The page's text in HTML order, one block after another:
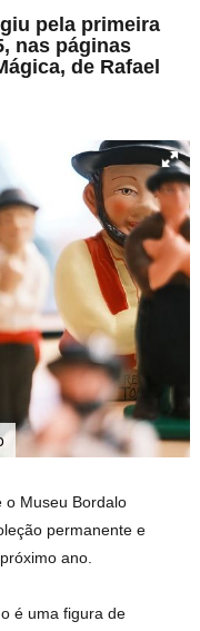
pela primeira
nas páginas
de Rafael
o Museu Bordalo
permanente e
ano.
é uma figura de